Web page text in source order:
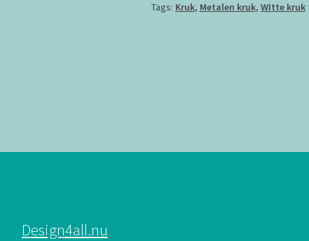
Tags: Kruk, Metalen kruk, WItte kruk
Design4all.nu